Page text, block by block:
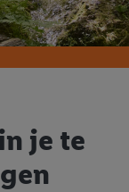
je te